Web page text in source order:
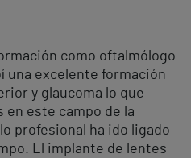
como oftalmólogo
una excelente formación
y glaucoma lo que
este campo de la
profesional ha ido ligado
El implante de lentes